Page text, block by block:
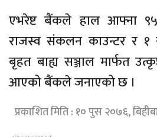
एभरेष्ट बैंकले हाल आफ्ना
राजस्व संकलन काउन्टर र
बृहत बाह्य सञ्जाल मार्फत
आएको बैंकले जनाएको छ ।
प्रकाशित मिति : १० पुस २०७६,